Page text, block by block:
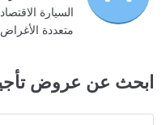
السيارة
متعددة
ابحث عن عروض